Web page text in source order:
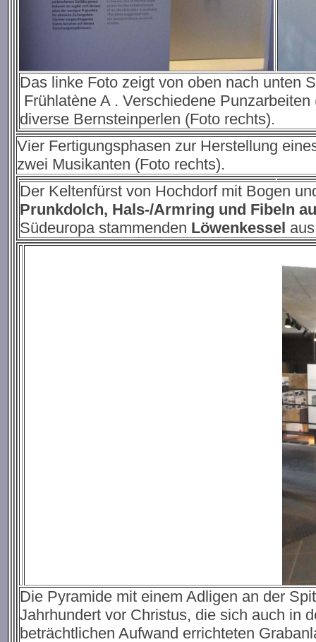
Das linke Foto zeigt von oben nach unten
Frühlatène A . Verschiedene
diverse Bernsteinperlen (Foto rechts).
Vier Fertigungsphasen zur Herstellung
zwei Musikanten (Foto rechts).
Der Keltenfürst von Hochdorf mit Bogen
Prunkdolch, Hals-/Armring und Fibeln
Südeuropa stammenden Löwenkessel
Die Pyramide mit einem Adligen an der
Jahrhundert vor Christus, die sich auch in
beträchtlichen Aufwand errichteten